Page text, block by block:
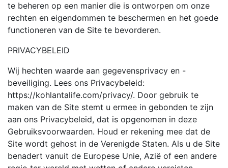
te beheren op een manier die is ontworpen om onze
rechten en eigendommen te beschermen en het goede
functioneren van de Site te bevorderen.
PRIVACYBELEID
Wij hechten waarde aan gegevensprivacy en -
beveiliging. Lees ons Privacybeleid:
https://kohlantalife.com/privacy/. Door gebruik te
maken van de Site stemt u ermee in gebonden te zijn
aan ons Privacybeleid, dat is opgenomen in deze
Gebruiksvoorwaarden. Houd er rekening mee dat de
Site wordt gehost in de Verenigde Staten. Als u de Site
benadert vanuit de Europese Unie, Azië of een andere